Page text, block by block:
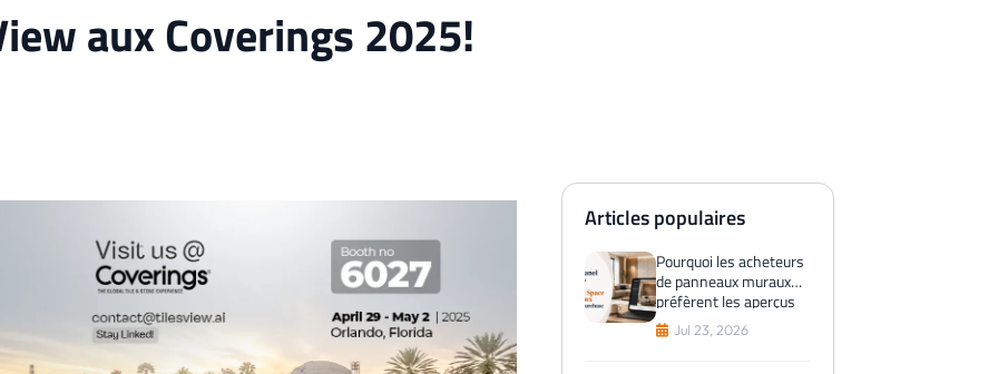
aux Coverings 2025!
Articles populaires
Pourquoi les acheteurs
de panneaux muraux
préfèrent les aperçus
de l'espace virtuel
avant l'achat
Jul 23, 2026